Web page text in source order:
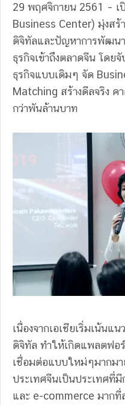
29 พฤศจิกายน 2561 –
Business Center) มุ่งส
ดิจิทัลและปัญหาการพัฒน
ธุรกิจเข้าถึงตลาดจีน โด
ธุรกิจแบบเดิมๆ จัด
Matching สร้างดีลจริง ค
กว่าพันล้านบาท
เนื่องจากเอเชียเริ่มเน้นแ
ดิจิทัล ทำให้เกิดแพลตฟอ
เชื่อมต่อแบบใหม่ๆมากม
ประเทศจีนเป็นประเทศที่
และ e-commerce มากที่